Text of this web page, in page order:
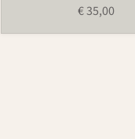
€ 35,00